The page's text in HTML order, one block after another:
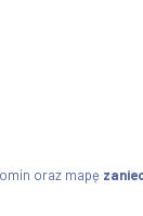
oraz mapę